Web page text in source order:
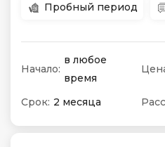
Пробный период
Начало:
в любое
время
Срок: 2 месяца